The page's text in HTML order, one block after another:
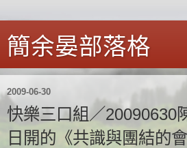
簡余晏部落格
2009-06-30
快樂三口組／20090630
日開的《共識與團結的會